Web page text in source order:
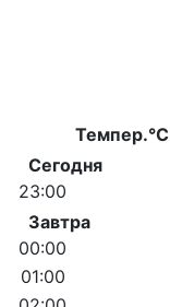
Темпер.°C
Сегодня
23:00
Завтра
00:00
01:00